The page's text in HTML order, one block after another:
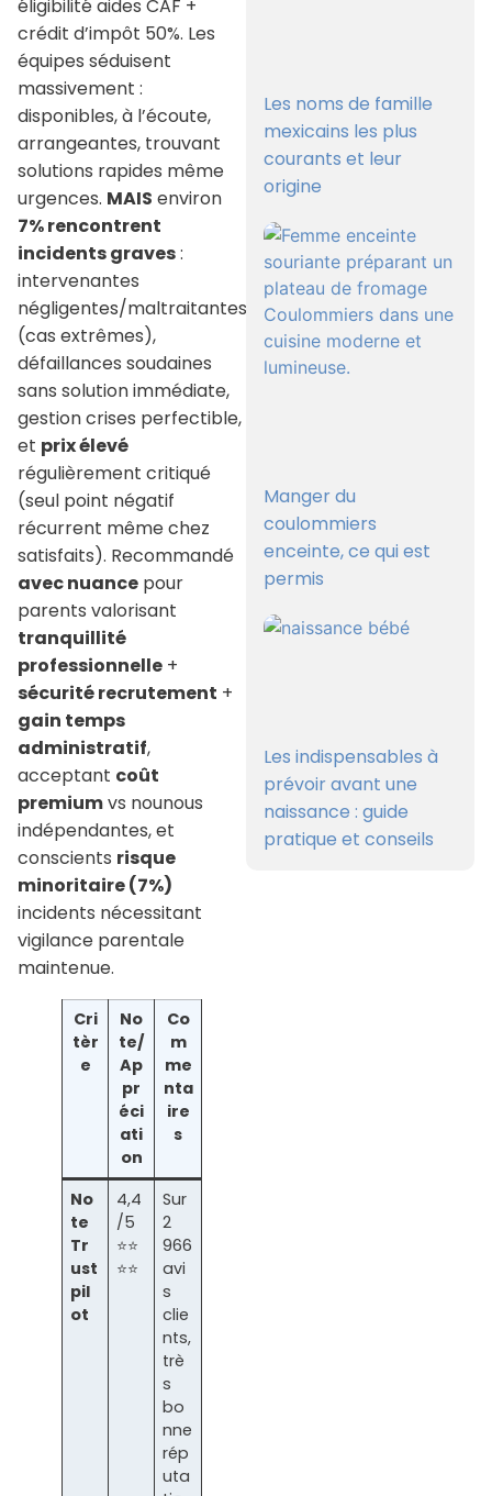
éligibilité aides CAF +
crédit d’impôt 50%. Les
équipes séduisent
massivement :
disponibles, à l’écoute,
arrangeantes, trouvant
solutions rapides même
urgences. MAIS environ
7% rencontrent
incidents graves:
intervenantes
négligentes/maltraitantes
(cas extrêmes),
défaillances soudaines
sans solution immédiate,
gestion crises perfectible,
et prix élevé
régulièrement critiqué
(seul point négatif
récurrent même chez
satisfaits). Recommandé
avec nuance pour
parents valorisant
tranquillité
professionnelle +
sécurité recrutement +
gain temps
administratif,
acceptant coût
premiumvs nounous
indépendantes, et
conscients risque
minoritaire (7%)
incidents nécessitant
vigilance parentale
maintenue.
Cri
tèr
e
No
te/
Ap
pr
éci
ati
on
Co
m
me
nta
ire
s
No
te
Tr
ust
pil
ot
4,4
/5
⭐⭐
⭐⭐
Sur
2
966
avi
s
clie
nts,
trè
s
bo
nne
rép
uta
Les noms de famille
mexicains les plus
courants et leur
origine
Manger du
coulommiers
enceinte, ce qui est
permis
Les indispensables à
prévoir avant une
naissance : guide
pratique et conseils